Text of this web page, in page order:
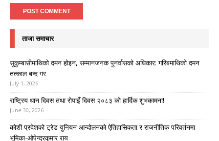
ताजा समाचार
सुकुम्बासीमाथिको दमन होइन, सम्मानजनक पुनर्वासको अधिकार: गरिबमाथिको दमन
तत्काल बन्द गर
July 1, 2026
राष्ट्रिय धान दिवस तथा रोपाइँ दिवस २०८३ को हार्दिक शुभकामना!
June 30, 2026
कोशी प्रदेशको ट्रेड युनियन आन्दोलनको ऐतिहासिकता र राजनीतिक परिवर्तनमा
भूमिका-ओपेन्द्रकुमार राय